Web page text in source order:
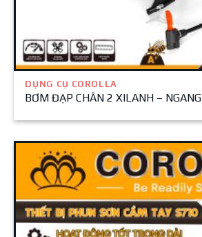
DỤNG CỤ COROLLA
BƠM ĐẠP CHÂN 2 XILANH – NGANG